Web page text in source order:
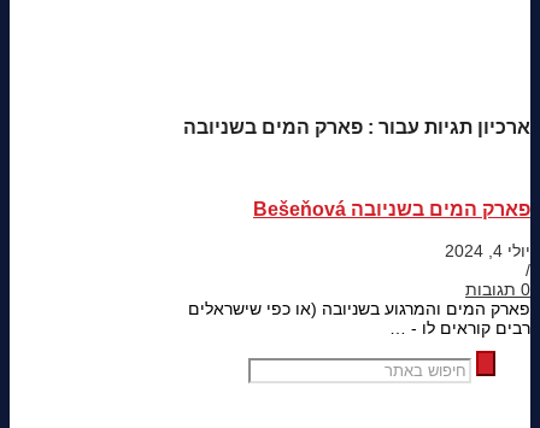
ארכיון תגיות עבור : פארק המים בשניובה
פארק המים בשניובה Bešeňová
יולי 4, 2024
/
0 תגובות
פארק המים והמרגוע בשניובה (או כפי שישראלים
רבים קוראים לו - …